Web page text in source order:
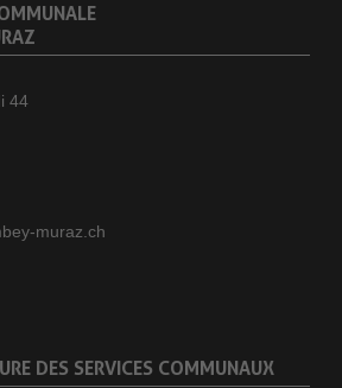
44
muraz.ch
DES SERVICES COMMUNAUX